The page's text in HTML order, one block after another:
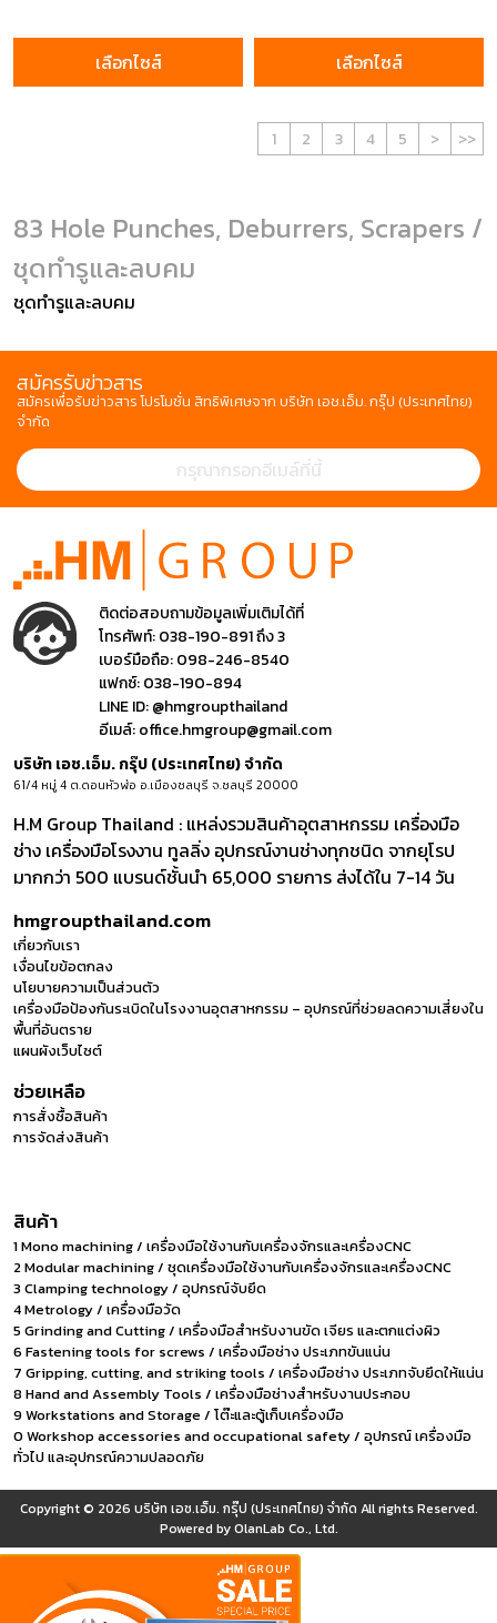
เลือกไซส์ เลือกไซส์
1 2 3 4 5 > >>
83 Hole Punches, Deburrers, Scrapers /
ชุดทำรูและลบคม
ชุดทำรูและลบคม
สมัครรับข่าวสาร
สมัครเพื่อรับข่าวสาร โปรโมชั่น สิทธิพิเศษจาก บริษัท เอช.เอ็ม. กรุ๊ป (ประเทศไทย)
จำกัด
ติดต่อสอบถามข้อมูลเพิ่มเติมได้ที่
โทรศัพท์:038-190-891 ถึง 3
เบอร์มือถือ:098-246-8540
แฟกซ์:038-190-894
LINE ID:@hmgroupthailand
อีเมล์:office.hmgroup@gmail.com
บริษัท เอช.เอ็ม. กรุ๊ป (ประเทศไทย) จำกัด
61/4 หมู่ 4 ต.ดอนหัวฬ่อ อ.เมืองชลบุรี จ.ชลบุรี 20000
H.M Group Thailand : แหล่งรวมสินค้าอุตสาหกรรม เครื่องมือ
ช่าง เครื่องมือโรงงาน ทูลลิ่ง อุปกรณ์งานช่างทุกชนิด จากยุโรป
มากกว่า 500 แบรนด์ชั้นนำ 65,000 รายการ ส่งได้ใน 7-14 วัน
hmgroupthailand.com
เกี่ยวกับเรา
เงื่อนไขข้อตกลง
นโยบายความเป็นส่วนตัว
เครื่องมือป้องกันระเบิดในโรงงานอุตสาหกรรม – อุปกรณ์ที่ช่วยลดความเสี่ยงใน
พื้นที่อันตราย
แผนผังเว็บไซต์
ช่วยเหลือ
การสั่งซื้อสินค้า
การจัดส่งสินค้า
สินค้า
1 Mono machining / เครื่องมือใช้งานกับเครื่องจักรและเครื่องCNC
2 Modular machining / ชุดเครื่องมือใช้งานกับเครื่องจักรและเครื่องCNC
3 Clamping technology / อุปกรณ์จับยึด
4 Metrology / เครื่องมือวัด
5 Grinding and Cutting / เครื่องมือสำหรับงานขัด เจียร และตกแต่งผิว
6 Fastening tools for screws / เครื่องมือช่าง ประเภทขันแน่น
7 Gripping, cutting, and striking tools / เครื่องมือช่าง ประเภทจับยึดให้แน่น
8 Hand and Assembly Tools / เครื่องมือช่างสำหรับงานประกอบ
9 Workstations and Storage / โต๊ะและตู้เก็บเครื่องมือ
0 Workshop accessories and occupational safety / อุปกรณ์ เครื่องมือ
ทั่วไป และอุปกรณ์ความปลอดภัย
Copyright © 2026 บริษัท เอช.เอ็ม. กรุ๊ป (ประเทศไทย) จำกัด All rights Reserved.
Powered byOlanLab Co., Ltd.